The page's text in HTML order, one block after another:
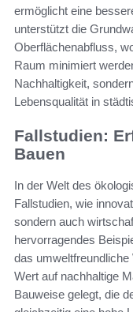
ermöglicht eine
unterstützt die
Oberflächenabfluss,
Raum minimiert
Nachhaltigkeit,
Lebensqualität in
Fallstudien:
Bauen
In der Welt des
Fallstudien, wie
sondern auch
hervorragendes
das
Wert auf nachhaltige
Bauweise gelegt, die